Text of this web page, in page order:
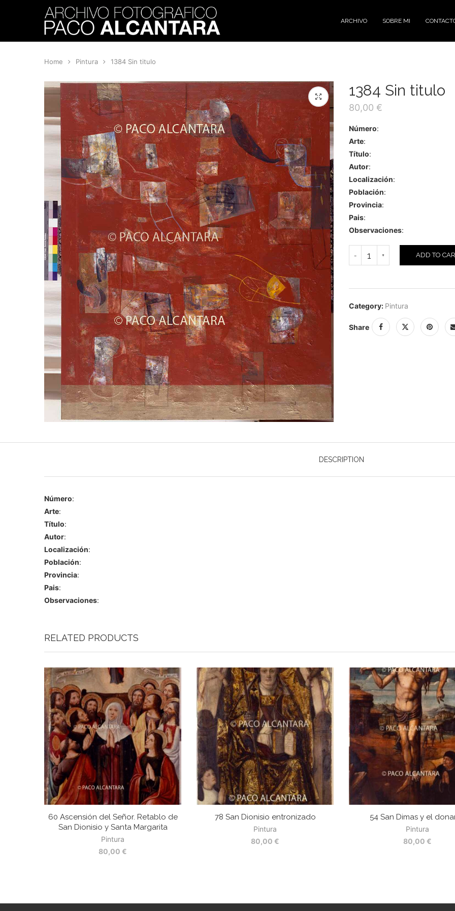
ARCHIVO SOBRE MI
Home Pintura 1384 Sin titulo
1384 Sin titulo
80,00 €
Número:
Arte:
Título:
Autor:
Localización:
Población:
Provincia:
Pais:
Observaciones:
ADD TO
Category: Pintura
Share
DESCRIPTION
Número:
Arte:
Título:
Autor:
Localización:
Población:
Provincia:
Pais:
Observaciones:
RELATED PRODUCTS
60 Ascensión del Señor. Retablo de
San Dionisio y Santa Margarita
Pintura
80,00 €
78 San Dionisio entronizado
Pintura
80,00 €
54 San Dimas y el
Pintura
80,00 €